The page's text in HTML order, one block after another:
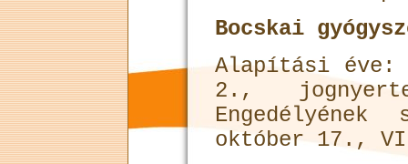
Bocskai
Alapítási éve:
2.,
Engedélyének
október 17.,